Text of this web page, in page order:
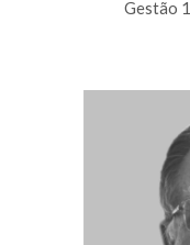
Gestão